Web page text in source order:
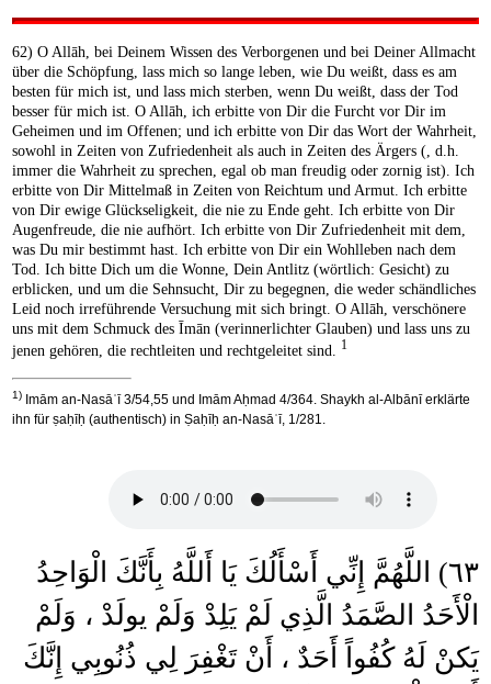
62) O Allāh, bei Deinem Wissen des Verborgenen und bei Deiner Allmacht
über die Schöpfung, lass mich so lange leben, wie Du weißt, dass es am
besten für mich ist, und lass mich sterben, wenn Du weißt, dass der Tod
besser für mich ist. O Allāh, ich erbitte von Dir die Furcht vor Dir im
Geheimen und im Offenen; und ich erbitte von Dir das Wort der Wahrheit,
sowohl in Zeiten von Zufriedenheit als auch in Zeiten des Ärgers (, d.h.
immer die Wahrheit zu sprechen, egal ob man freudig oder zornig ist). Ich
erbitte von Dir Mittelmaß in Zeiten von Reichtum und Armut. Ich erbitte
von Dir ewige Glückseligkeit, die nie zu Ende geht. Ich erbitte von Dir
Augenfreude, die nie aufhört. Ich erbitte von Dir Zufriedenheit mit dem,
was Du mir bestimmt hast. Ich erbitte von Dir ein Wohlleben nach dem
Tod. Ich bitte Dich um die Wonne, Dein Antlitz (wörtlich: Gesicht) zu
erblicken, und um die Sehnsucht, Dir zu begegnen, die weder schändliches
Leid noch irreführende Versuchung mit sich bringt. O Allāh, verschönere
uns mit dem Schmuck des Īmān (verinnerlichter Glauben) und lass uns zu
jenen gehören, die rechtleiten und rechtgeleitet sind.
1
1) Imām an-Nasāʾī 3/54,55 und Imām Aḥmad 4/364. Shaykh al-Albānī erklärte
ihn für ṣaḥīḥ (authentisch) in Ṣaḥīḥ an-Nasāʾī, 1/281.
٦٣) اللَّهُمَّ إِنِّي أَسْأَلُكَ يَا أَللَّهُ بِأَنَّكَ الْوَاحِدُ
الْأَحَدُ الصَّمَدُ الَّذِي لَمْ يَلِدْ وَلَمْ يولَدْ ، وَلَمْ
يَكنْ لَهُ كُفُواً أَحَدٌ ، أَنْ تَغْفِرَ لِي ذُنُوبِي إِنَّكَ